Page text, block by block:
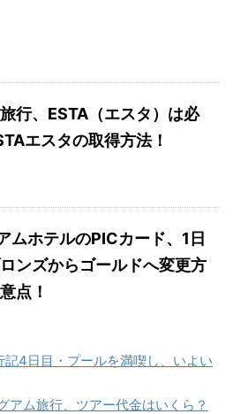
行、ESTA（エスタ）は必
エスタの取得方法！
ムホテルのPICカード、1日
ンズからゴールドへ変更方
点！
記4日目・プールを満喫し、いよい
アム旅行、ツアー代金はいくら？